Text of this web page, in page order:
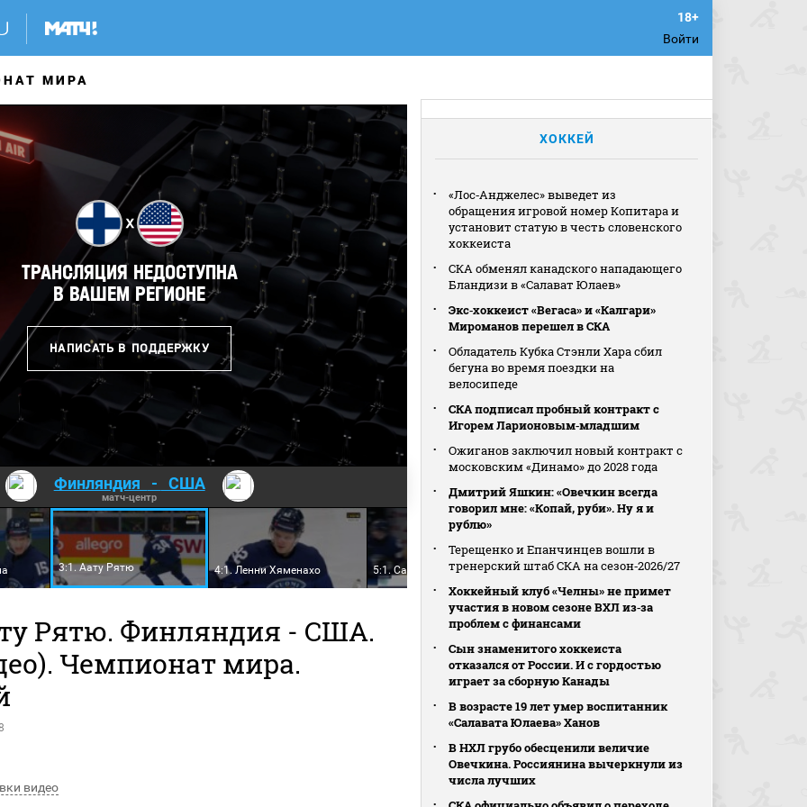
Войти
МИРА
Финляндия - США
матч-центр
3:1. Аату Рятю 4:1. Ленни Хяменахо 5:1. Саку Мяэналанен 5:2. Райан Леонард
Рятю. Финляндия - США.
Чемпионат мира.
видео
ХОККЕЙ
«Лос‑Анджелес» выведет из
обращения игровой номер Копитара и
установит статую в честь словенского
хоккеиста
СКА обменял канадского нападающего
Бландизи в «Салават Юлаев»
Экс‑хоккеист «Вегаса» и «Калгари»
Мироманов перешел в СКА
Обладатель Кубка Стэнли Хара сбил
бегуна во время поездки на
велосипеде
СКА подписал пробный контракт с
Игорем Ларионовым‑младшим
Ожиганов заключил новый контракт с
московским «Динамо» до 2028 года
Дмитрий Яшкин: «Овечкин всегда
говорил мне: «Копай, руби». Ну я и
рублю»
Терещенко и Епанчинцев вошли в
тренерский штаб СКА на сезон‑2026/27
Хоккейный клуб «Челны» не примет
участия в новом сезоне ВХЛ из‑за
проблем с финансами
Сын знаменитого хоккеиста
отказался от России. И с гордостью
играет за сборную Канады
В возрасте 19 лет умер воспитанник
«Салавата Юлаева» Ханов
В НХЛ грубо обесценили величие
Овечкина. Россиянина вычеркнули из
числа лучших